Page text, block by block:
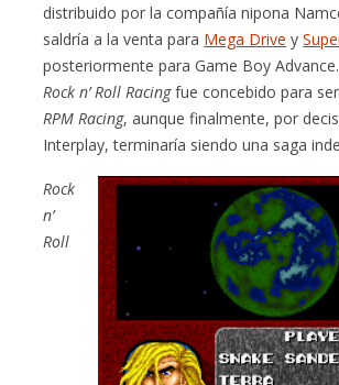
distribuido por la compañía nipona
saldría a la venta para Mega Drive y
posteriormente para Game Boy
Rock n’ Roll Racingfue concebido para
RPM Racing, aunque finalmente, por
Interplay, terminaría siendo una saga
Rock
n’
Roll